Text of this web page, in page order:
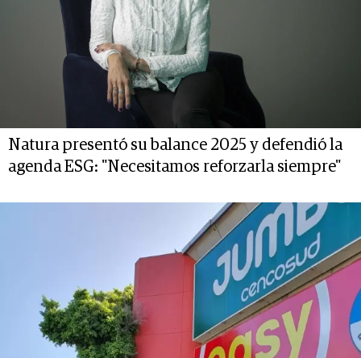
Natura presentó su balance 2025 y defendió la
agenda ESG: "Necesitamos reforzarla siempre"